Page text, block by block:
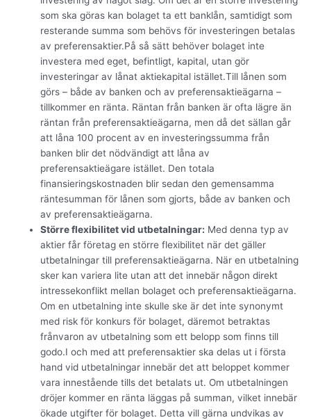
som ska göras kan bolaget ta ett banklån, samtidigt som
resterande summa som behövs för investeringen betalas
av preferensaktier.På så sätt behöver bolaget inte
investera med eget, befintligt, kapital, utan gör
investeringar av lånat aktiekapital istället.Till lånen som
görs – både av banken och av preferensaktieägarna –
tillkommer en ränta. Räntan från banken är ofta lägre än
räntan från preferensaktieägarna, men då det sällan går
att låna 100 procent av en investeringssumma från
banken blir det nödvändigt att låna av
preferensaktieägare istället. Den totala
finansieringskostnaden blir sedan den gemensamma
räntesumman för lånen som gjorts, både av banken och
av preferensaktieägarna.
Större flexibilitet vid utbetalningar: Med denna typ av
aktier får företag en större flexibilitet när det gäller
utbetalningar till preferensaktieägarna. När en utbetalning
sker kan variera lite utan att det innebär någon direkt
intressekonflikt mellan bolaget och preferensaktieägarna.
Om en utbetalning inte skulle ske är det inte synonymt
med risk för konkurs för bolaget, däremot betraktas
frånvaron av utbetalning som ett belopp som finns till
godo.I och med att preferensaktier ska delas ut i första
hand vid utbetalningar innebär det att beloppet kommer
vara innestående tills det betalats ut. Om utbetalningen
dröjer kommer en ränta läggas på summan, vilket innebär
ökade utgifter för bolaget. Detta vill gärna undvikas av